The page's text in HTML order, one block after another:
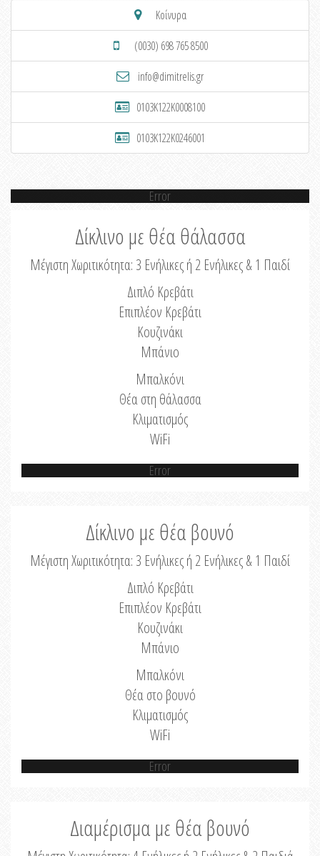
Κοίνυρα
(0030) 698 765 8500
info@dimitrelis.gr
0103K122K0008100
0103K122K0246001
Error
Δίκλινο με θέα θάλασσα
Μέγιστη Χωριτικότητα: 3 Ενήλικες ή 2 Ενήλικες & 1 Παιδί
Διπλό Κρεβάτι
Επιπλέον Κρεβάτι
Κουζινάκι
Μπάνιο
Μπαλκόνι
Θέα στη θάλασσα
Κλιματισμός
WiFi
Error
Δίκλινο με θέα βουνό
Μέγιστη Χωριτικότητα: 3 Ενήλικες ή 2 Ενήλικες & 1 Παιδί
Διπλό Κρεβάτι
Επιπλέον Κρεβάτι
Κουζινάκι
Μπάνιο
Μπαλκόνι
Θέα στο βουνό
Κλιματισμός
WiFi
Error
Διαμέρισμα με θέα βουνό